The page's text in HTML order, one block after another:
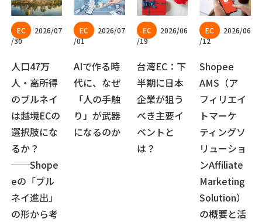
2026/07
/30
人口47万
人・高所得
のブルネイ
は越境ECの
選択肢にな
るか？
──Shope
eの「ブル
ネイ進出」
の形から考
2026/07
/01
AIで作る時
代に、なぜ
「人の手触
り」が武器
になるのか
2026/06
/19
台湾EC：下
半期に日本
企業が狙う
べき主要イ
ベントと
は？
2026/06
/12
Shopee
AMS（ア
フィリエイ
トマーケ
ティングソ
リューショ
ンAffiliate
Marketing
Solution）
の概要と活